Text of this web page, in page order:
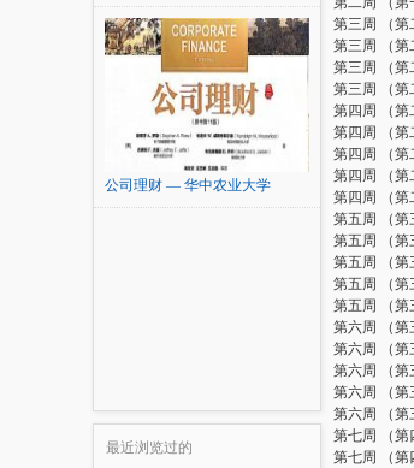
公司理财 — 华中农业大学
最近浏览过的
第三周 （第
第三周 （第
第三周 （第
第三周 （第
第四周 （第
第四周 （第
第四周 （第
第四周 （第
第四周 （第
第五周 （第
第五周 （第
第五周 （第
第五周 （第
第五周 （第
第六周 （第
第六周 （第
第六周 （第
第六周 （第
第六周 （第
第七周 （第
第七周 （第